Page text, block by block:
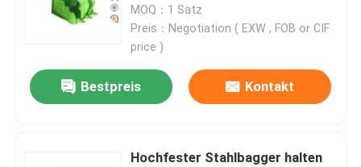
Produkte
Bagger ZX200 ZX210 behandelt
MOQ：1 Satz
Preis：Negotiation ( EXW , FOB or CIF
price )
Bestpreis Kontakt
Hochfester Stahlbagger halten